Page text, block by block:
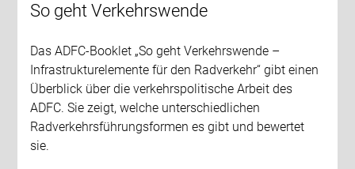
So geht Verkehrswende
Das ADFC-Booklet „So geht Verkehrswende –
Infrastrukturelemente für den Radverkehr“ gibt einen
Überblick über die verkehrspolitische Arbeit des
ADFC. Sie zeigt, welche unterschiedlichen
Radverkehrsführungsformen es gibt und bewertet
sie.